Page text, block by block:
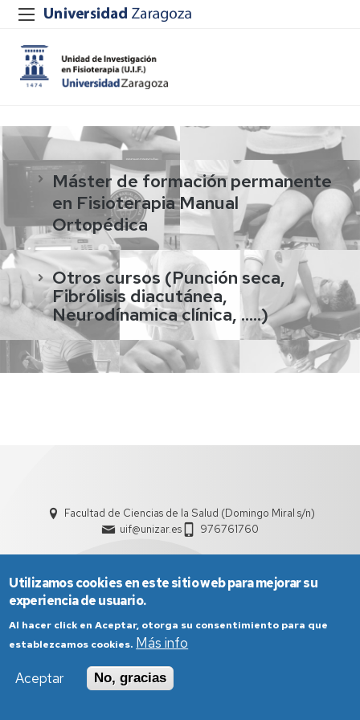
Máster de formación permanente
en Fisioterapia Manual
Ortopédica
Otros cursos (Punción seca,
Fibrólisis diacutánea,
Neurodínamica clínica, .....)
Facultad de Ciencias de la Salud (Domingo Miral s/n)
uif@unizar.es
976761760
Aviso Legal
Condiciones generales de uso
Política de Privacidad
Política de Accesibilidad
Utilizamos cookies en este sitio web para mejorar su
experiencia de usuario.
Al hacer click en Aceptar, otorga su consentimiento para que
establezcamos cookies. Más info
Aceptar
No, gracias